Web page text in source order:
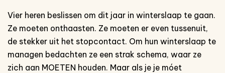
Vier heren beslissen om dit jaar in winterslaap te gaan.
Ze moeten onthaasten. Ze moeten er even tussenuit,
de stekker uit het stopcontact. Om hun winterslaap te
managen bedachten ze een strak schema, waar ze
zich aan MOETEN houden. Maar als je je móet